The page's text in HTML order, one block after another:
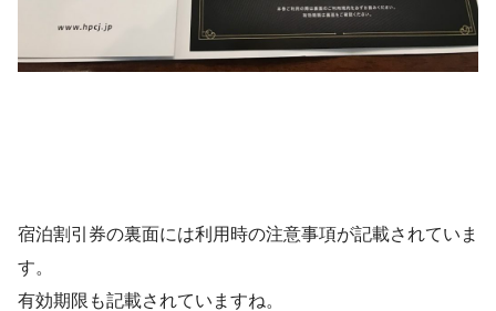
宿泊割引券の裏面には利用時の注意事項が記載されていま
す。
有効期限も記載されていますね。